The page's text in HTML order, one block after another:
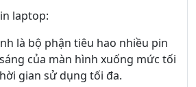
laptop:
là bộ phận tiêu hao nhiều pin
của màn hình xuống mức tối
gian sử dụng tối đa.